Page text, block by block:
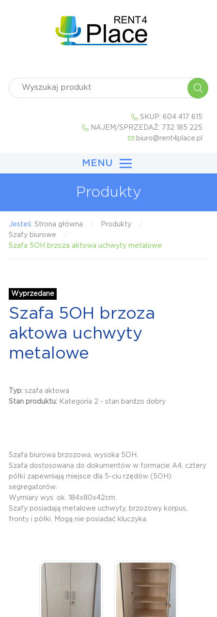
SKUP: 604 417 615
NAJEM/SPRZEDAŻ: 732 185 225
biuro@rent4place.pl
MENU
Produkty
Jesteś: Strona główna
Produkty
Szafy biurowe
Szafa 5OH brzoza aktowa uchwyty metalowe
Wyprzedane
Szafa 5OH brzoza
aktowa uchwyty
metalowe
Typ: szafa aktowa
Stan produktu: Kategoria 2 - stan bardzo dobry
Szafa biurowa brzozowa, wysoka 5OH.
Szafa dostosowana do dokumentów w formacie A4, cztery
półki zapewniają miejsce dla 5-ciu rzędów (5OH)
segregatorów.
Wymiary wys. ok. 184x80x42cm.
Szafy posiadają metalowe uchwyty, brzozowy korpus,
fronty i półki. Mogą nie posiadać kluczyka.